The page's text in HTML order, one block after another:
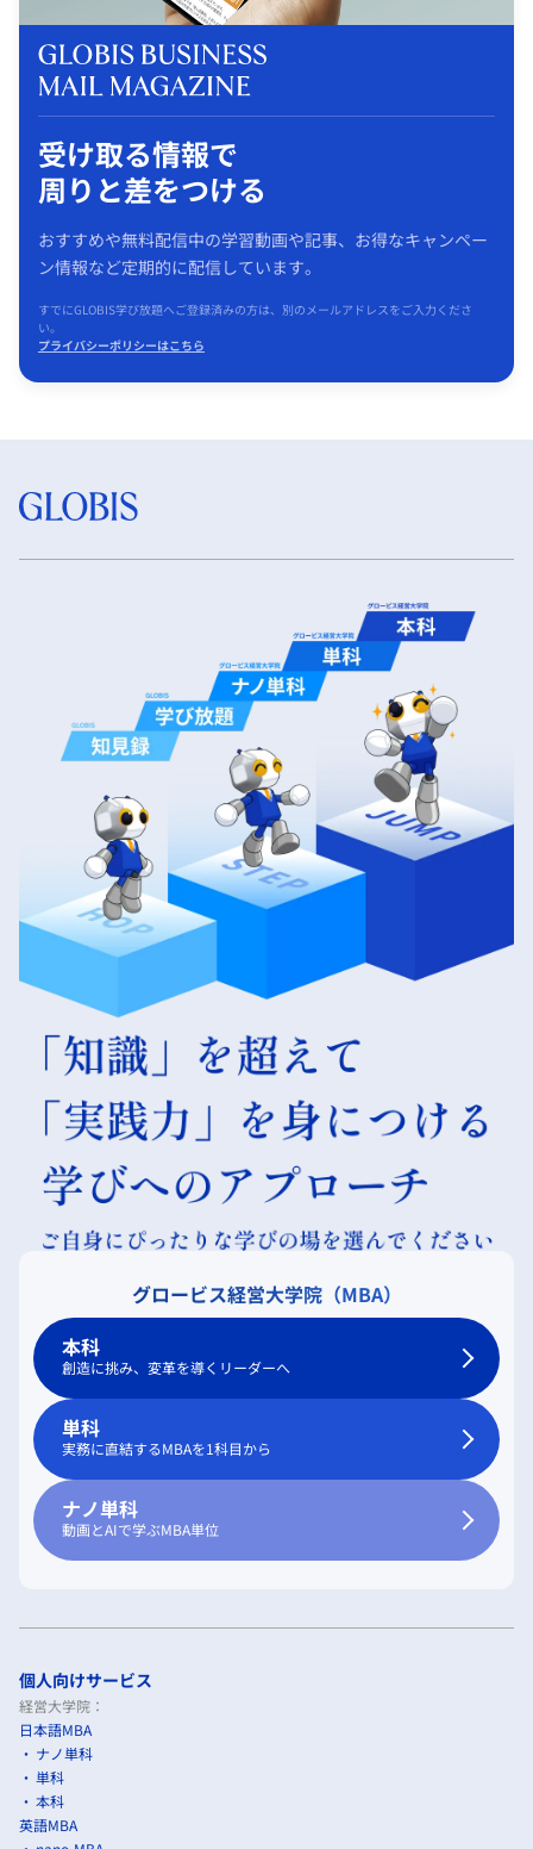
受け取る情報で
周りと差をつける
おすすめや無料配信中の学習動画や記事、お得なキャンペー
ン情報など定期的に配信しています。
すでにGLOBIS学び放題へご登録済みの方は、別のメールアドレスをご入力くださ
い。
プライバシーポリシーはこちら
グロービス経営大学院（MBA）
本科
創造に挑み、変革を導くリーダーへ
単科
実務に直結するMBAを1科目から
ナノ単科
動画とAIで学ぶMBA単位
個人向けサービス
経営大学院：
日本語MBA
ナノ単科
単科
本科
英語MBA